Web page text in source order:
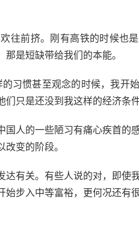
往前挤。刚有高铁的时候也
是短缺带给我们的本能。
习惯甚至观念的时候，我开
只是还没到我这样的经济条件
人的一些陋习有痛心疾首的
变的阶段。
有关。有些人说的对，即使
步入中等富裕，更何况还有